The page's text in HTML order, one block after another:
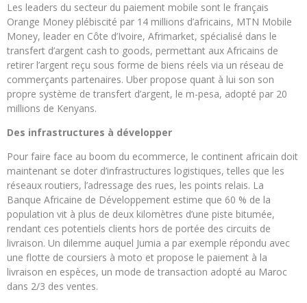
Les leaders du secteur du paiement mobile sont le français
Orange Money plébiscité par 14 millions d’africains, MTN Mobile
Money, leader en Côte d’Ivoire, Afrimarket, spécialisé dans le
transfert d’argent cash to goods, permettant aux Africains de
retirer l’argent reçu sous forme de biens réels via un réseau de
commerçants partenaires. Uber propose quant à lui son son
propre système de transfert d’argent, le m-pesa, adopté par 20
millions de Kenyans.
Des infrastructures à développer
Pour faire face au boom du ecommerce, le continent africain doit
maintenant se doter d’infrastructures logistiques, telles que les
réseaux routiers, l’adressage des rues, les points relais. La
Banque Africaine de Développement estime que 60 % de la
population vit à plus de deux kilomètres d’une piste bitumée,
rendant ces potentiels clients hors de portée des circuits de
livraison. Un dilemme auquel Jumia a par exemple répondu avec
une flotte de coursiers à moto et propose le paiement à la
livraison en espèces, un mode de transaction adopté au Maroc
dans 2/3 des ventes.